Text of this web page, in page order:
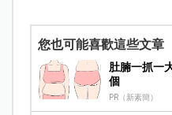
您也可能喜歡這些文章
肚腩一抓一
個
PR（新素簡）